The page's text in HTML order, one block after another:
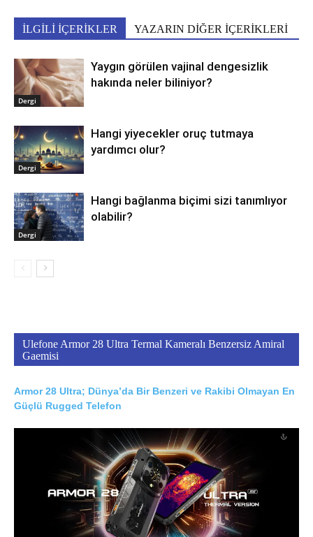
İLGİLİ İÇERİKLER YAZARIN DİĞER İÇERİKLERİ
Dergi
Yaygın görülen vajinal dengesizlik
hakında neler biliniyor?
Dergi
Hangi yiyecekler oruç tutmaya
yardımcı olur?
Dergi
Hangi bağlanma biçimi sizi tanımlıyor
olabilir?
Ulefone Armor 28 Ultra Termal Kameralı Benzersiz Amiral
Gaemisi
Armor 28 Ultra; Dünya’da Bir Benzeri ve Rakibi Olmayan En
Güçlü Rugged Telefon